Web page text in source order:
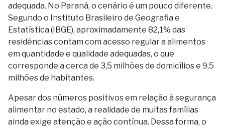
adequada. No Paraná, o cenário é um pouco diferente.
Segundo o Instituto Brasileiro de Geografia e
Estatística (IBGE), aproximadamente 82,1% das
residências contam com acesso regular a alimentos
em quantidade e qualidade adequadas, o que
corresponde a cerca de 3,5 milhões de domicílios e 9,5
milhões de habitantes.
Apesar dos números positivos em relação à segurança
alimentar no estado, a realidade de muitas famílias
ainda exige atenção e ação contínua. Dessa forma, o